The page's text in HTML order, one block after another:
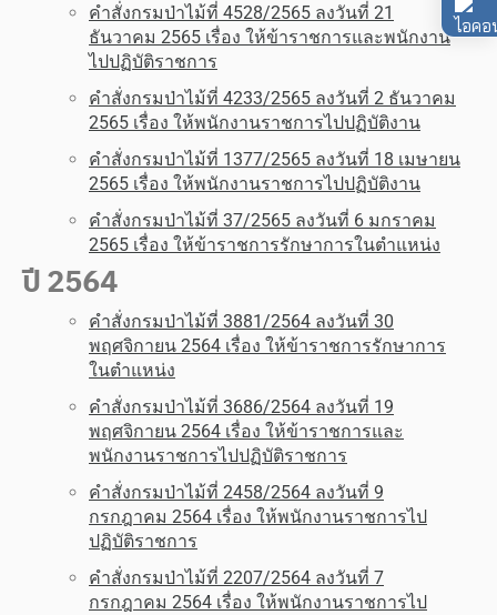
คำสั่งกรมป่าไม้ที่ 4528/2565 ลงวันที่ 21
ธันวาคม 2565 เรื่อง ให้ข้าราชการและพนักงาน
ไปปฏิบัติราชการ
คำสั่งกรมป่าไม้ที่ 4233/2565 ลงวันที่ 2 ธันวาคม
2565 เรื่อง ให้พนักงานราชการไปปฏิบัติงาน
คำสั่งกรมป่าไม้ที่ 1377/2565 ลงวันที่ 18 เมษายน
2565 เรื่อง ให้พนักงานราชการไปปฏิบัติงาน
คำสั่งกรมป่าไม้ที่ 37/2565 ลงวันที่ 6 มกราคม
2565 เรื่อง ให้ข้าราชการรักษาการในตำแหน่ง
ปี 2564
คำสั่งกรมป่าไม้ที่ 3881/2564 ลงวันที่ 30
พฤศจิกายน 2564 เรื่อง ให้ข้าราชการรักษาการ
ในตำแหน่ง
คำสั่งกรมป่าไม้ที่ 3686/2564 ลงวันที่ 19
พฤศจิกายน 2564 เรื่อง ให้ข้าราชการและ
พนักงานราชการไปปฏิบัติราชการ
คำสั่งกรมป่าไม้ที่ 2458/2564 ลงวันที่ 9
กรกฎาคม 2564 เรื่อง ให้พนักงานราชการไป
ปฏิบัติราชการ
คำสั่งกรมป่าไม้ที่ 2207/2564 ลงวันที่ 7
กรกฎาคม 2564 เรื่อง ให้พนักงานราชการไป